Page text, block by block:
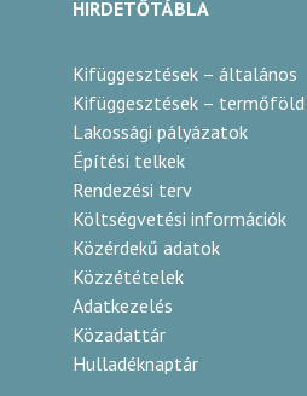
HIRDETŐTÁBLA
Kifüggesztések – általános
Kifüggesztések – termőföld
Lakossági pályázatok
Építési telkek
Rendezési terv
Költségvetési információk
Közérdekű adatok
Közzétételek
Adatkezelés
Közadattár
Hulladéknaptár